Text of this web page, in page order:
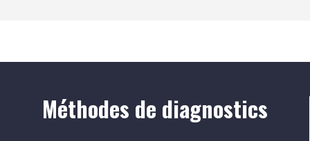
Méthodes de diagnostics